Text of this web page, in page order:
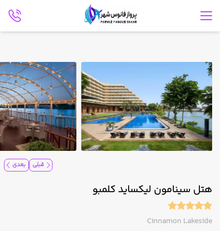
قبلی بعدی
هتل سینامون لیکساید کلمبو
Cinnamon Lakeside